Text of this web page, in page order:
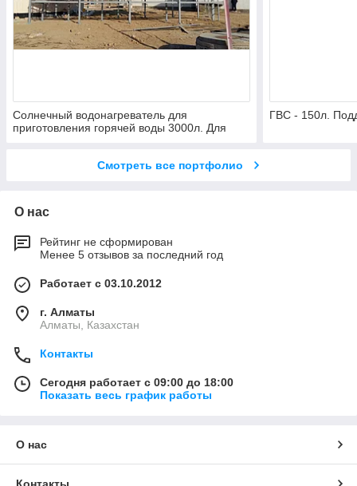
Солнечный водонагреватель для
приготовления горячей воды 3000л. Для
ГВС - 150л.
Смотреть все портфолио
О нас
Рейтинг не сформирован
Менее 5 отзывов за последний год
Работает с 03.10.2012
г. Алматы
Алматы, Казахстан
Контакты
Сегодня работает с 09:00 до 18:00
Показать весь график работы
О нас